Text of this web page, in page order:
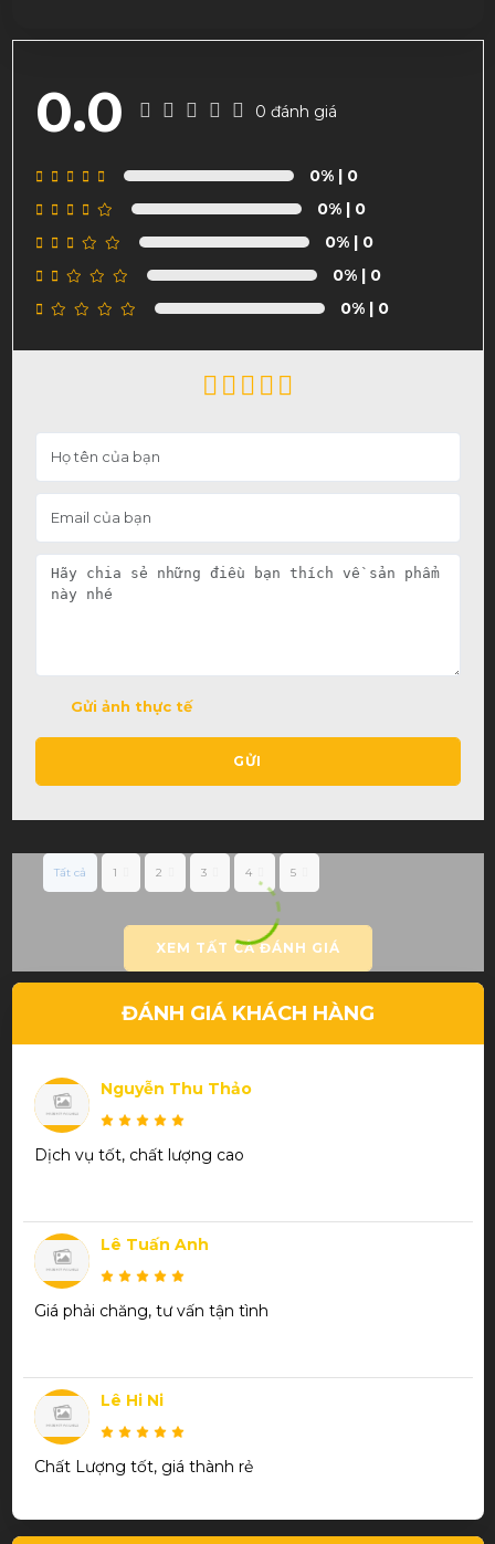
0.0 0 đánh giá
0%| 0
0%| 0
0%| 0
0%| 0
0%| 0
Gửi ảnh thực tế
GỬI
Tất cả 1 2 3 4 5
XEM TẤT CẢ ĐÁNH GIÁ
ĐÁNH GIÁ KHÁCH HÀNG
Nguyễn Thu Thảo
Dịch vụ tốt, chất lượng cao
Lê Tuấn Anh
Giá phải chăng, tư vấn tận tình
Lê Hi Ni
Chất Lượng tốt, giá thành rẻ